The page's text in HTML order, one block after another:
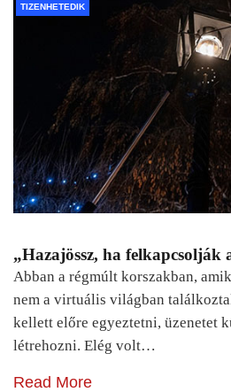
TIZENHETEDIK
„Hazajössz, ha felkapcsolják
Abban a régmúlt korszakban,
nem a virtuális világban
kellett előre egyeztetni, üzenetet
létrehozni. Elég volt…
Read More